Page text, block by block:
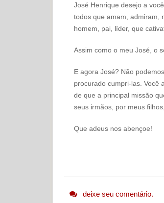
José Henrique desejo a
todos que amam, admiram,
homem, pai, líder, que
Assim como o meu José, o
E agora José? Não
procurado cumpri-las. Você
de que a principal missão
seus irmãos, por meus
Que adeus nos abençoe!
deixe seu comentário.